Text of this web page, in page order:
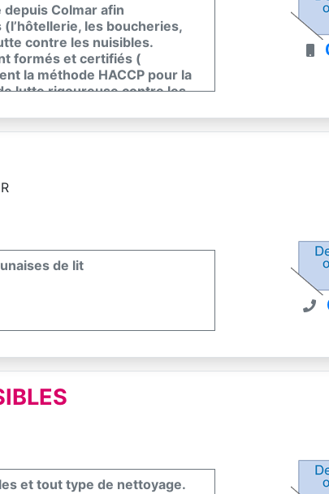
Colmar afin
les boucheries,
contre les nuisibles.
formés et certifiés (
la méthode HACCP pour la
lutte rigoureuse contre les
de lit
et tout type de nettoyage.